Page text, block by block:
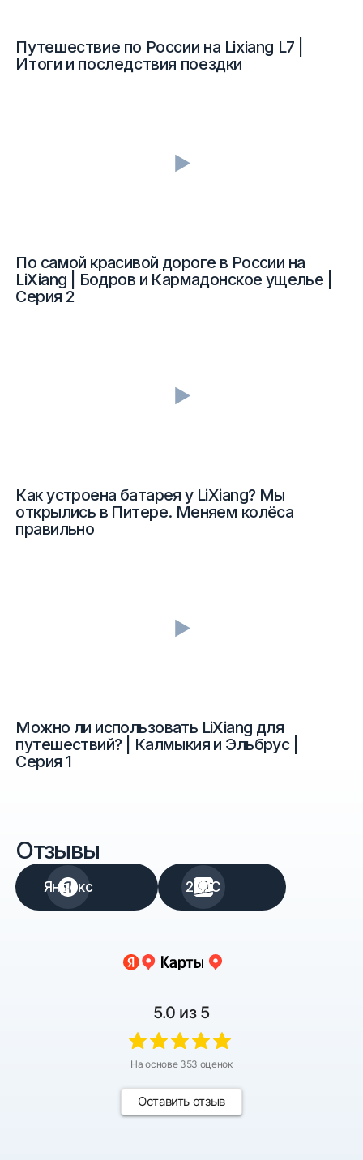
Путешествие по России на Lixiang L7 |
Итоги и последствия поездки
По самой красивой дороге в России на
LiXiang | Бодров и Кармадонское ущелье |
Серия 2
Как устроена батарея у LiXiang? Мы
открылись в Питере. Меняем колёса
правильно
Можно ли использовать LiXiang для
путешествий? | Калмыкия и Эльбрус |
Серия 1
Отзывы
Яндекс 2ГИС
5.0 из 5
На основе 353 оценок
Оставить отзыв